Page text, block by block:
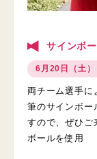
サインボ
6月20日（土
両チーム選手に
筆のサインボー
すので、ぜひ
ボールを使用